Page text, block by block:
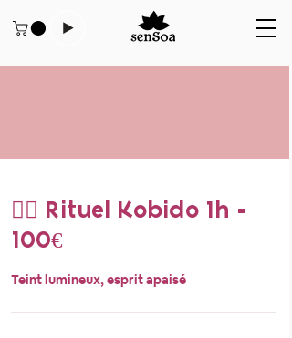
💆‍♀️ Rituel Kobido 1h -
100€
Teint lumineux, esprit apaisé